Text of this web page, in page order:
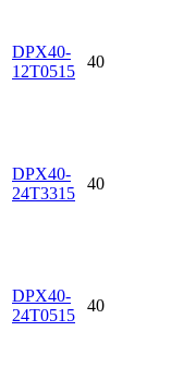
DPX40-
12T0515
40
DPX40-
24T3315
40
DPX40-
24T0515
40